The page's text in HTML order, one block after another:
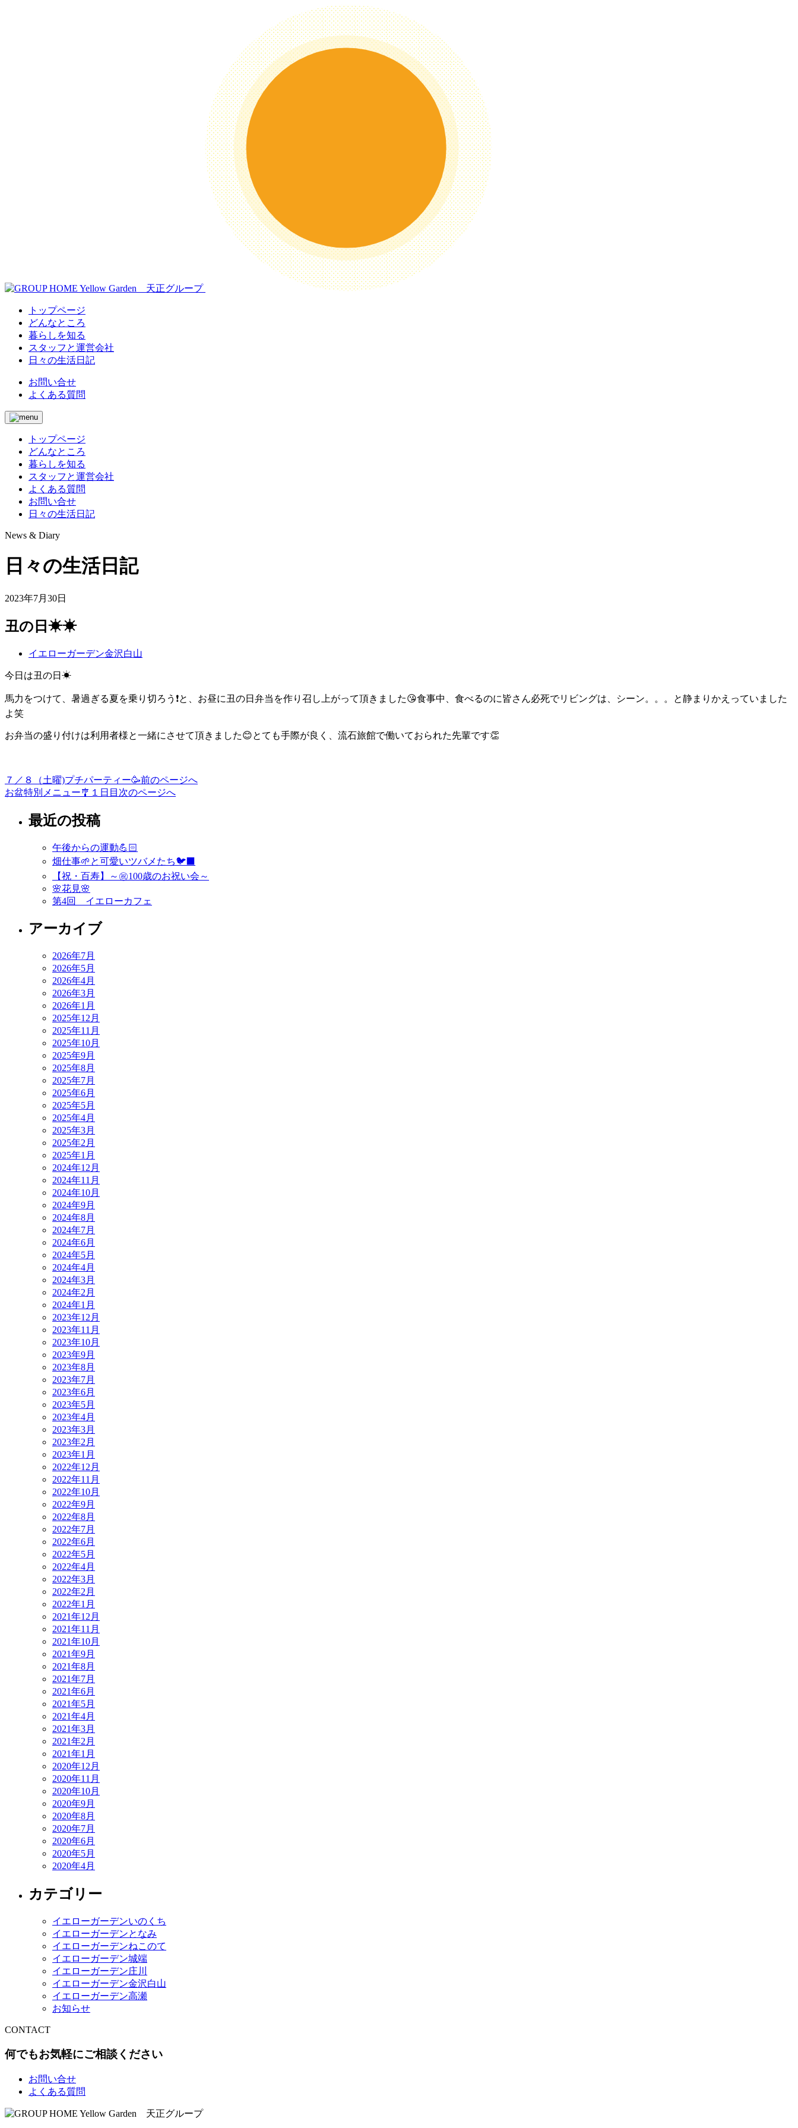
トップページ
どんなところ
暮らしを知る
スタッフと運営会社
日々の生活日記
お問い合せ
よくある質問
トップページ
どんなところ
暮らしを知る
スタッフと運営会社
よくある質問
お問い合せ
日々の生活日記
News & Diary
日々の生活日記
2023年7月30日
丑の日☀☀
イエローガーデン金沢白山
今日は丑の日☀
馬力をつけて、暑過ぎる夏を乗り切ろう❗と、お昼に丑の日弁当を作り召し上がって頂きました😘食事中、食べるのに皆さん必死でリビングは、シーン。。。と静まりかえっていました
よ笑
お弁当の盛り付けは利用者様と一緒にさせて頂きました😊とても手際が良く、流石旅館で働いておられた先輩です👏
投
稿
７／８（土曜)プチパーティー🥳前のページへ
お盆特別メニュー🎐１日目 次のページへ
最近の投稿
午後からの運動💪🏻
畑仕事🌱と可愛いツバメたち🐦‍⬛
【祝・百寿】～㊗️100歳のお祝い会～
🌸花見🌸
第4回 イエローカフェ
アーカイブ
2026年7月
2026年5月
2026年4月
2026年3月
2026年1月
2025年12月
2025年11月
2025年10月
2025年9月
2025年8月
2025年7月
2025年6月
2025年5月
2025年4月
2025年3月
2025年2月
2025年1月
2024年12月
2024年11月
2024年10月
2024年9月
2024年8月
2024年7月
2024年6月
2024年5月
2024年4月
2024年3月
2024年2月
2024年1月
2023年12月
2023年11月
2023年10月
2023年9月
2023年8月
2023年7月
2023年6月
2023年5月
2023年4月
2023年3月
2023年2月
2023年1月
2022年12月
2022年11月
2022年10月
2022年9月
2022年8月
2022年7月
2022年6月
2022年5月
2022年4月
2022年3月
2022年2月
2022年1月
2021年12月
2021年11月
2021年10月
2021年9月
2021年8月
2021年7月
2021年6月
2021年5月
2021年4月
2021年3月
2021年2月
2021年1月
2020年12月
2020年11月
2020年10月
2020年9月
2020年8月
2020年7月
2020年6月
2020年5月
2020年4月
カテゴリー
イエローガーデンいのくち
イエローガーデンとなみ
イエローガーデンねこのて
イエローガーデン城端
イエローガーデン庄川
イエローガーデン金沢白山
イエローガーデン高瀬
お知らせ
CONTACT
何でもお気軽にご相談ください
お問い合せ
よくある質問